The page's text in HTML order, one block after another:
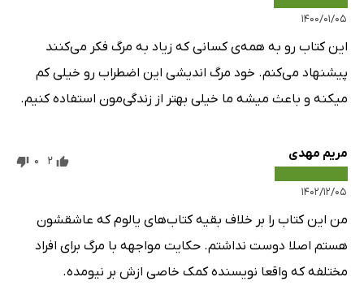
۱۴۰۰/۰۱/۰۵
این کتاب رو به همه‌ی کسانی که زیاد به مرگ فکر می‌کنند
پیشنهاد می‌کنم. خود مرگ اندیشی این اضطراب رو خیلی کم
میکنه و باعث میشه ما خیلی بهتر از زندگی‌مون استفاده کنیم.
مریم مهدی
۱۴۰۲/۱۲/۰۵
2
0
من این کتاب را بر خلاف بقیه کتاب‌های یالوم که عاشقشون
هستم اصلا دوست نداشتم. حکایت مواجهه با مرگ برای افراد
مختلفه که واقعا نویسنده کمک خاصی ازش بر نیومده.